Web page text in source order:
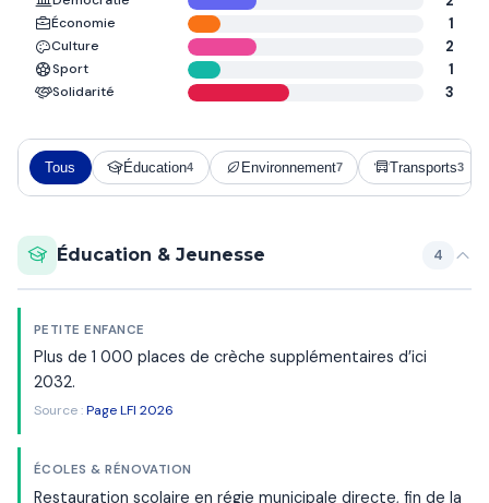
Économie 1
Culture 2
Sport 1
Solidarité 3
Tous Éducation4 Environnement7 Transports3
Éducation & Jeunesse 4
PETITE ENFANCE
Plus de 1 000 places de crèche supplémentaires d’ici
2032.
Source :Page LFI 2026
ÉCOLES & RÉNOVATION
Restauration scolaire en régie municipale directe, fin de la